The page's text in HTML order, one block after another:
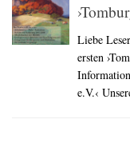
Liebe
ersten
e.V.‹